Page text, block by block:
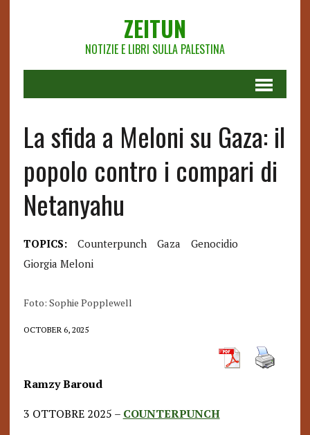
ZEITUN
NOTIZIE E LIBRI SULLA PALESTINA
La sfida a Meloni su Gaza: il
popolo contro i compari di
Netanyahu
TOPICS: Counterpunch Gaza
Genocidio
Giorgia Meloni
Foto: Sophie Popplewell
OCTOBER 6, 2025
Ramzy Baroud
3 OTTOBRE 2025 – COUNTERPUNCH